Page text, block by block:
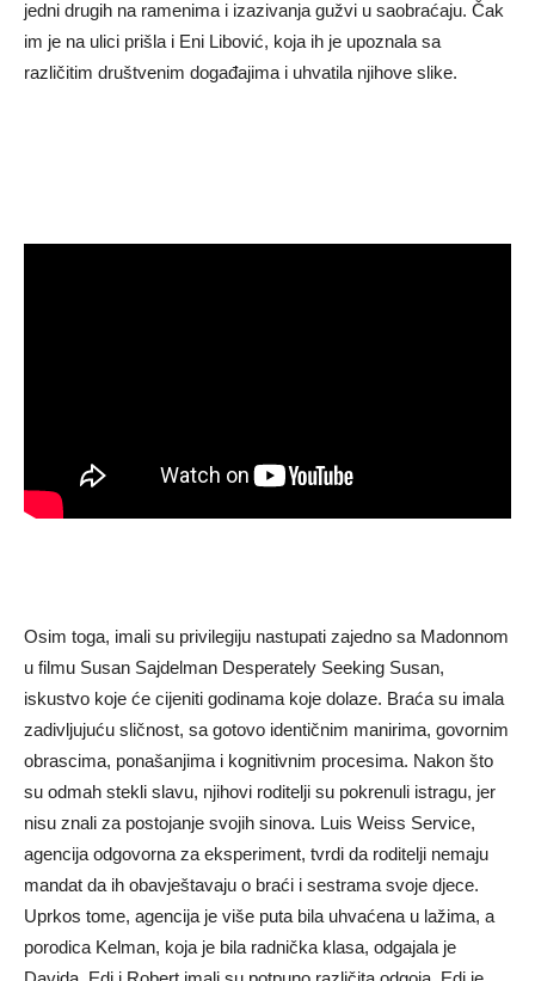
jedni drugih na ramenima i izazivanja gužvi u saobraćaju. Čak
im je na ulici prišla i Eni Libović, koja ih je upoznala sa
različitim društvenim događajima i uhvatila njihove slike.
Osim toga, imali su privilegiju nastupati zajedno sa Madonnom
u filmu Susan Sajdelman Desperately Seeking Susan,
iskustvo koje će cijeniti godinama koje dolaze. Braća su imala
zadivljujuću sličnost, sa gotovo identičnim manirima, govornim
obrascima, ponašanjima i kognitivnim procesima. Nakon što
su odmah stekli slavu, njihovi roditelji su pokrenuli istragu, jer
nisu znali za postojanje svojih sinova. Luis Weiss Service,
agencija odgovorna za eksperiment, tvrdi da roditelji nemaju
mandat da ih obavještavaju o braći i sestrama svoje djece.
Uprkos tome, agencija je više puta bila uhvaćena u lažima, a
porodica Kelman, koja je bila radnička klasa, odgajala je